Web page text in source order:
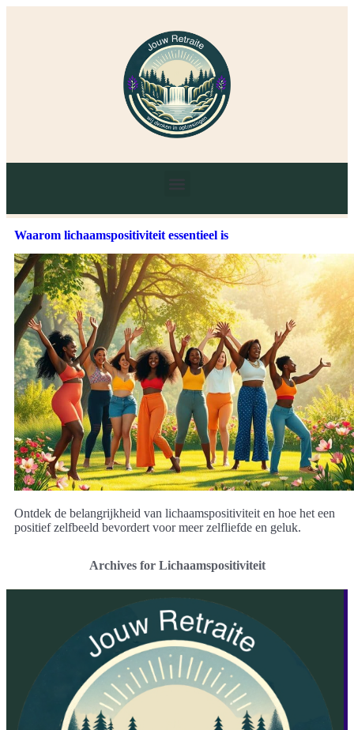
Waarom lichaamspositiviteit essentieel is
Ontdek de belangrijkheid van lichaamspositiviteit en hoe het een
positief zelfbeeld bevordert voor meer zelfliefde en geluk.
Archives for Lichaamspositiviteit